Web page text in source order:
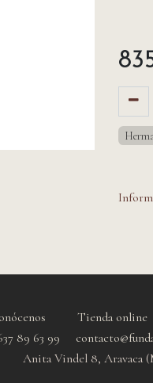
Tienda online
89 63 99
Anita Vindel 8, Aravaca